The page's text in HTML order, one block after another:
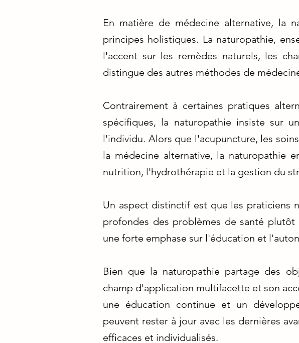
En matière de médecine alternative, la
principes holistiques. La naturopathie,
l'accent sur les remèdes naturels, les
distingue des autres méthodes de
Contrairement à certaines pratiques
spécifiques, la naturopathie insiste sur
l'individu. Alors que l'acupuncture, les
la médecine alternative, la naturopathie
nutrition, l'hydrothérapie et la gestion du
Un aspect distinctif est que les praticiens
profondes des problèmes de santé
une forte emphase sur l'éducation et
Bien que la naturopathie partage des
champ d'application multifacette et son
une éducation continue et un
peuvent rester à jour avec les dernières
efficaces et individualisés.